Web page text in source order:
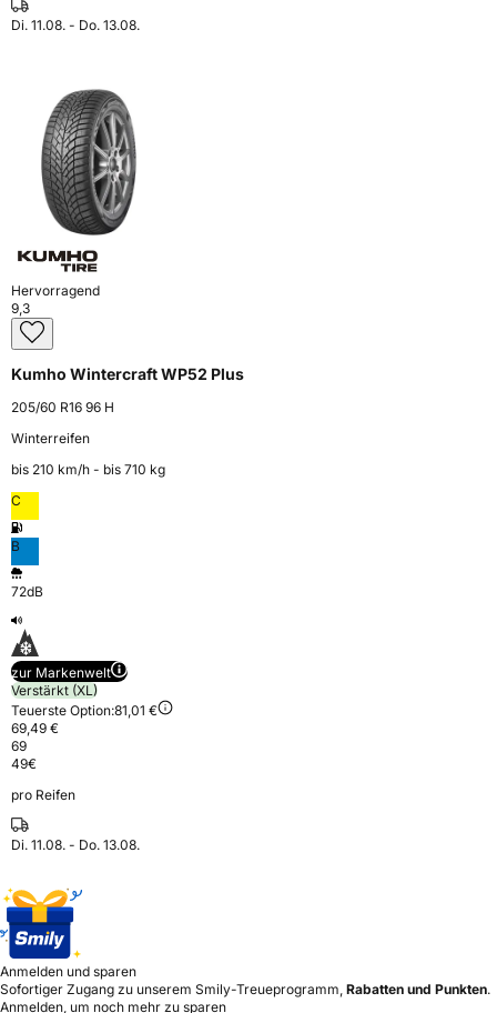
Di. 11.08. - Do. 13.08.
Hervorragend
9,3
Kumho Wintercraft WP52 Plus
205/60 R16 96 H
Winterreifen
bis 210 km⁠/⁠h - bis 710 kg
C
B
72dB
zur Markenwelt
Verstärkt (XL)
Teuerste Option:81,01 €
69,49 €
69
49€
pro Reifen
Di. 11.08. - Do. 13.08.
Anmelden und sparen
Sofortiger Zugang zu unserem Smily-Treueprogramm, Rabatten und Punkten.
Anmelden, um noch mehr zu sparen